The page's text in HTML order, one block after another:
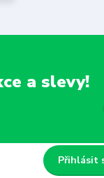
a slevy!
Přihlásit